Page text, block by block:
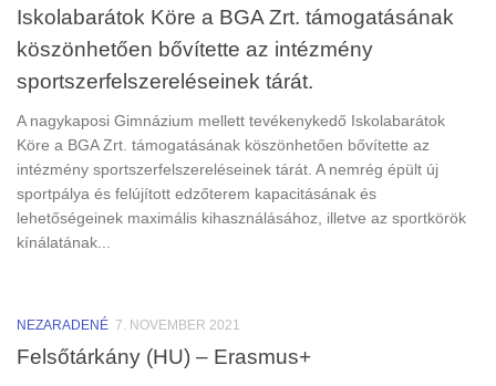
Iskolabarátok Köre a BGA Zrt. támogatásának
köszönhetően bővítette az intézmény
sportszerfelszereléseinek tárát.
A nagykaposi Gimnázium mellett tevékenykedő Iskolabarátok
Köre a BGA Zrt. támogatásának köszönhetően bővítette az
intézmény sportszerfelszereléseinek tárát. A nemrég épült új
sportpálya és felújított edzőterem kapacitásának és
lehetőségeinek maximális kihasználásához, illetve az sportkörök
kínálatának...
NEZARADENÉ 7. NOVEMBER 2021
Felsőtárkány (HU) – Erasmus+